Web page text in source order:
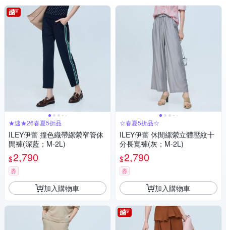
★速★26春夏5折品
ILEY伊蕾 撞色織帶縲縈窄管休
閒褲(深藍；M-2L)
$2,790
券
加入購物車
☆春夏5折品☆
ILEY伊蕾 休閒縲縈立體壓紋十
分長寬褲(灰；M-2L)
$2,790
券
加入購物車